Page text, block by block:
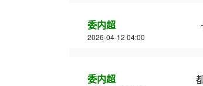
委内超
2026-04-12 04:00
委内超